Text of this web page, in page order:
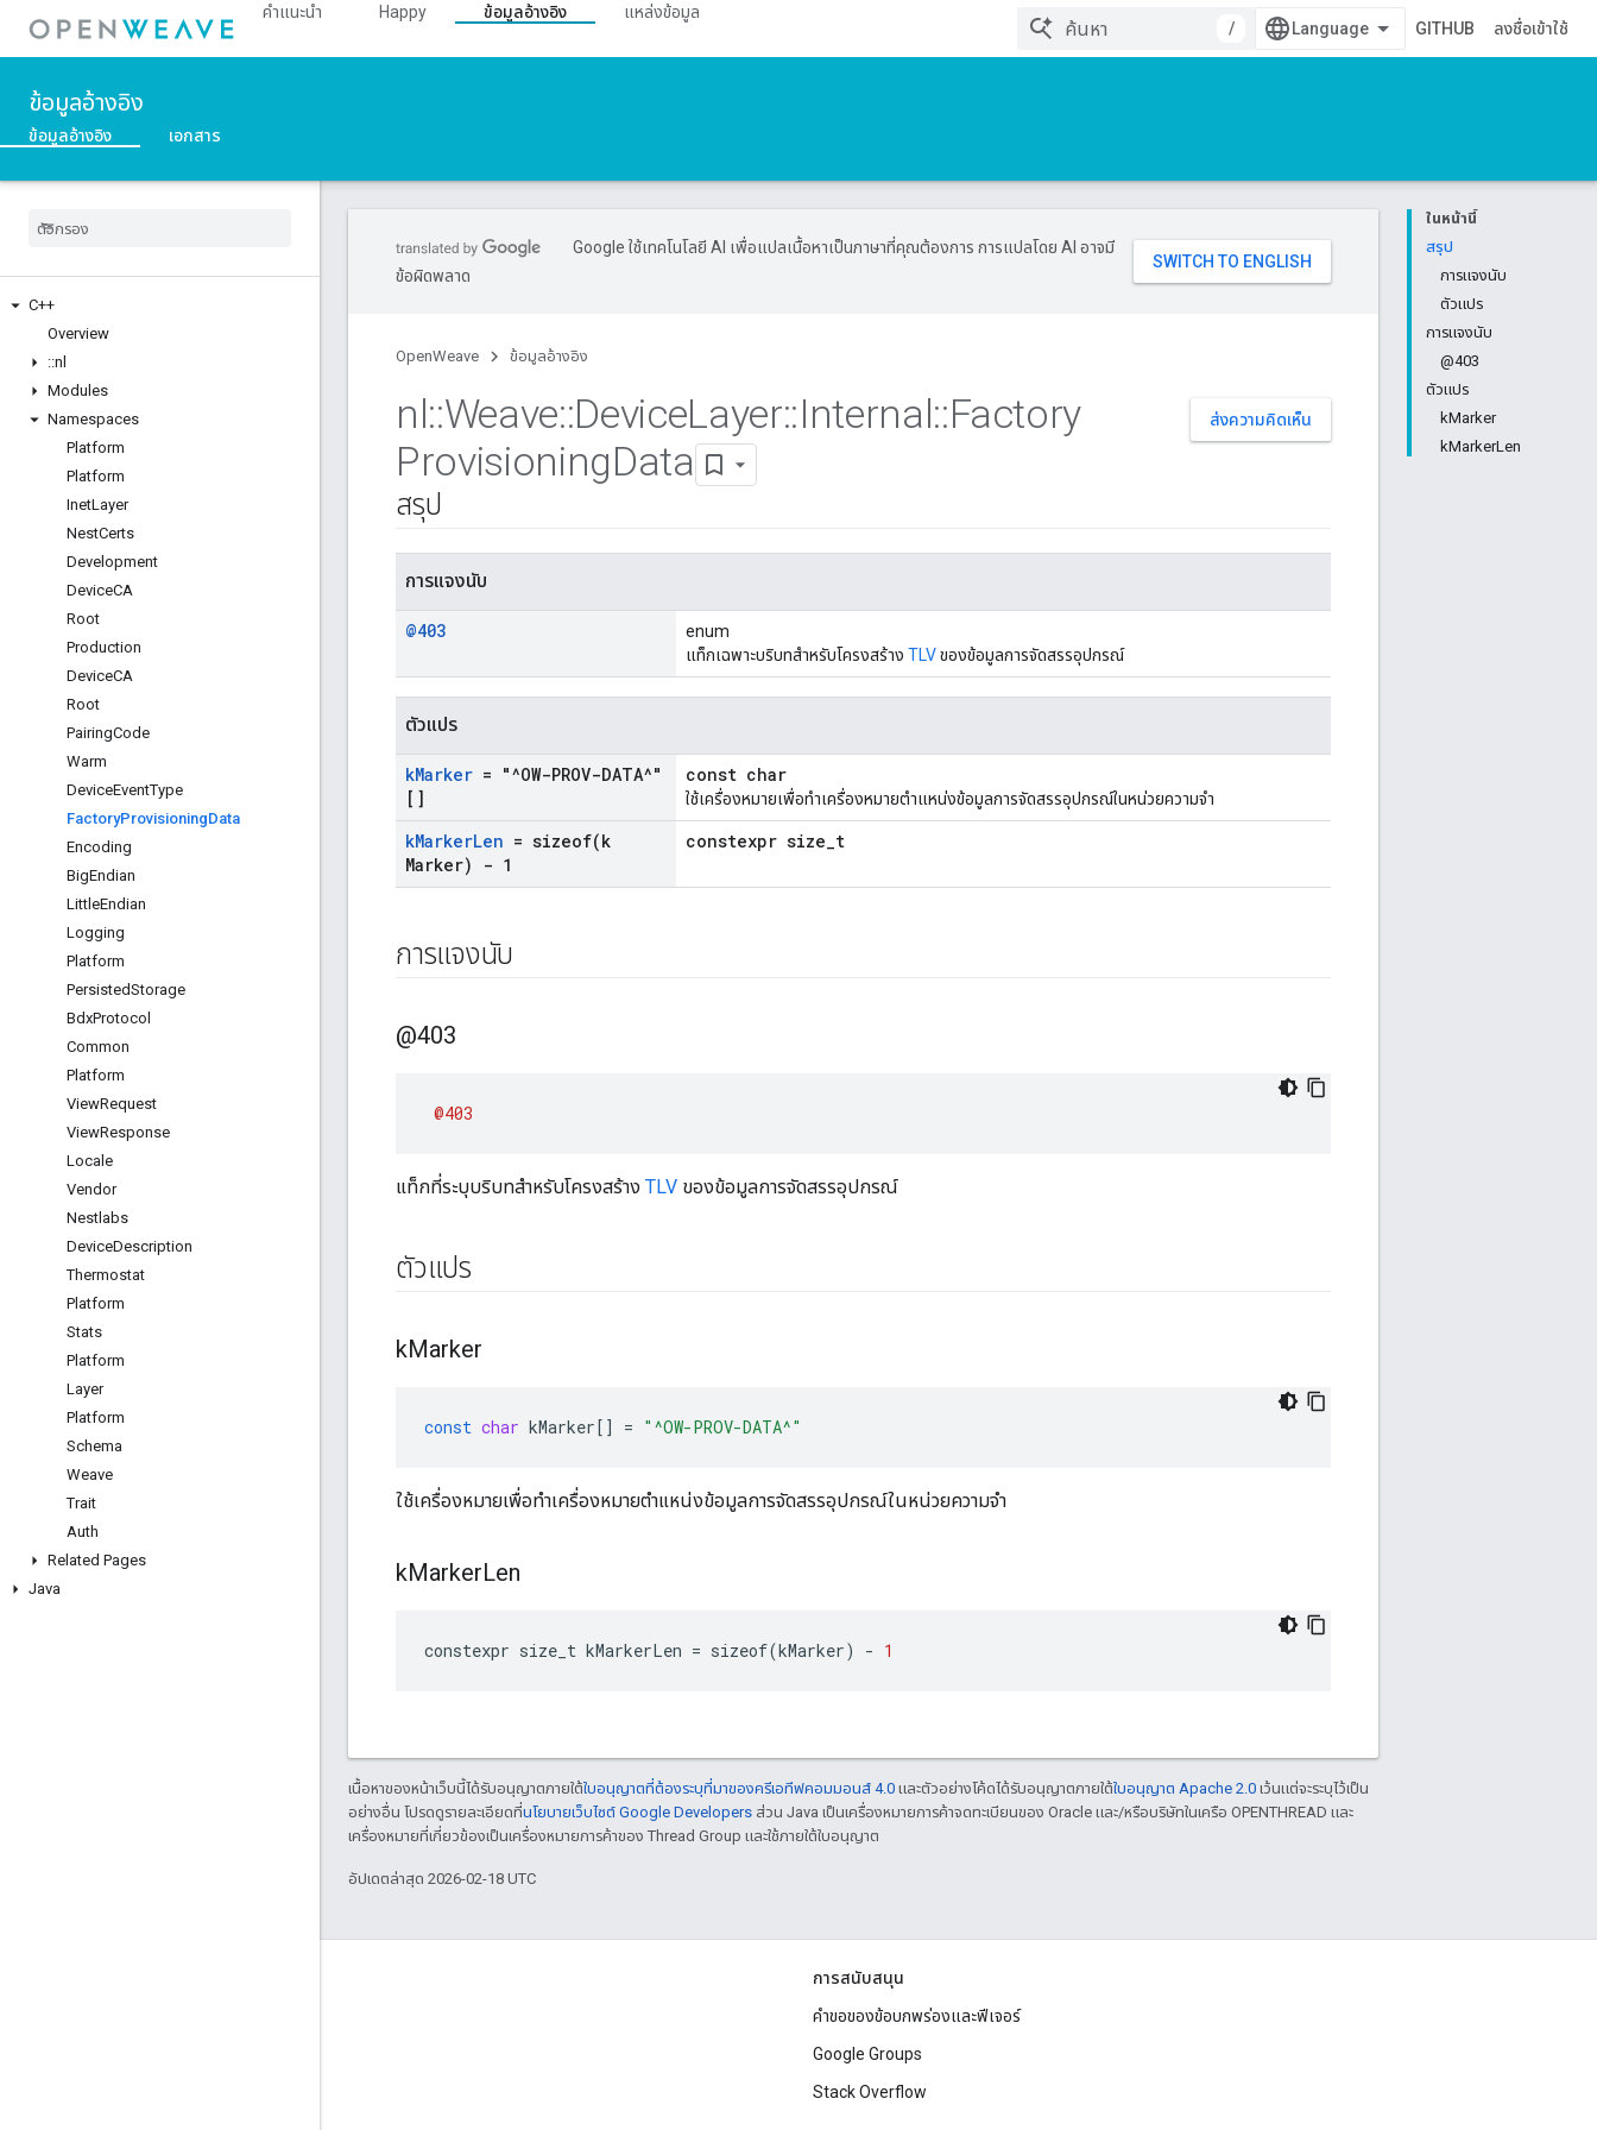
คำแนะนำ Happy ข้อมูลอ้างอิง
แหล่งข้อมูล
/
GITHUB ลงชื่อเข้าใช้
ข้อมูลอ้างอิง
ข้อมูลอ้างอิง เอกสาร
C++
Overview
::nl
Modules
Namespaces
Platform
Platform
InetLayer
NestCerts
Development
DeviceCA
Root
Production
DeviceCA
Root
PairingCode
Warm
DeviceEventType
FactoryProvisioningData
Encoding
BigEndian
LittleEndian
Logging
Platform
PersistedStorage
BdxProtocol
Common
Platform
ViewRequest
ViewResponse
Locale
Vendor
Nestlabs
DeviceDescription
Thermostat
Platform
Stats
Platform
Layer
Platform
Schema
Weave
Trait
Auth
Related Pages
Java
ในหน้านี้
สรุป
การแจงนับ
ตัวแปร
การแจงนับ
@403
ตัวแปร
kMarker
kMarkerLen
Google ใช้เทคโนโลยี AI เพื่อแปลเนื้อหาเป็นภาษาที่คุณต้องการ การแปลโดย AI อาจมี
ข้อผิดพลาด
OpenWeave ข้อมูลอ้างอิง
ส่งความคิดเห็น
nl::Weave::DeviceLayer::Internal::Factory
ProvisioningData
สรุป
การแจงนับ
@403
enum
แท็กเฉพาะบริบทสำหรับโครงสร้าง TLVของข้อมูลการจัดสรรอุปกรณ์
ตัวแปร
kMarker = "^OW-PROV-DATA^"
[]
const char
ใช้เครื่องหมายเพื่อทำเครื่องหมายตำแหน่งข้อมูลการจัดสรรอุปกรณ์ในหน่วยความจำ
kMarkerLen = sizeof(k
Marker) - 1
constexpr size_t
การแจงนับ
@403
@403
แท็กที่ระบุบริบทสำหรับโครงสร้าง TLV ของข้อมูลการจัดสรรอุปกรณ์
ตัวแปร
kMarker
const char kMarker[] = "^OW-PROV-DATA^"
ใช้เครื่องหมายเพื่อทำเครื่องหมายตำแหน่งข้อมูลการจัดสรรอุปกรณ์ในหน่วยความจำ
kMarkerLen
constexpr size_t kMarkerLen = sizeof(kMarker) - 1
เนื้อหาของหน้าเว็บนี้ได้รับอนุญาตภายใต้ใบอนุญาตที่ต้องระบุที่มาของครีเอทีฟคอมมอนส์ 4.0 และตัวอย่างโค้ดได้รับอนุญาตภายใต้ใบอนุญาต Apache 2.0 เว้นแต่จะระบุไว้เป็น
อย่างอื่น โปรดดูรายละเอียดที่นโยบายเว็บไซต์ Google Developers ส่วน Java เป็นเครื่องหมายการค้าจดทะเบียนของ Oracle และ/หรือบริษัทในเครือ OPENTHREAD และ
เครื่องหมายที่เกี่ยวข้องเป็นเครื่องหมายการค้าของ Thread Group และใช้ภายใต้ใบอนุญาต
อัปเดตล่าสุด 2026-02-18 UTC
การสนับสนุน
คำขอของข้อบกพร่องและฟีเจอร์
Google Groups
Stack Overflow